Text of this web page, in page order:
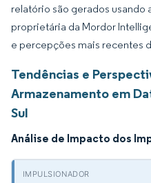
relatório são gerados usando
proprietária da Mordor
e percepções mais recentes
Tendências e
Armazenamento em
Sul
Análise de Impacto dos